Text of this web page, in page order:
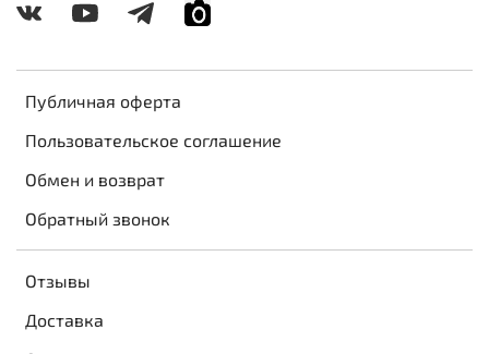
Публичная оферта
Пользовательское соглашение
Обмен и возврат
Обратный звонок
Отзывы
Доставка